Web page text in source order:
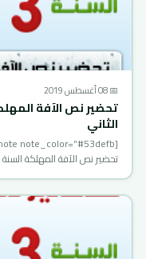
📅 08 أغسطس 2019
تحضير نص الآفة
الثاني
تحضير نص الآفة المهلكة السنة